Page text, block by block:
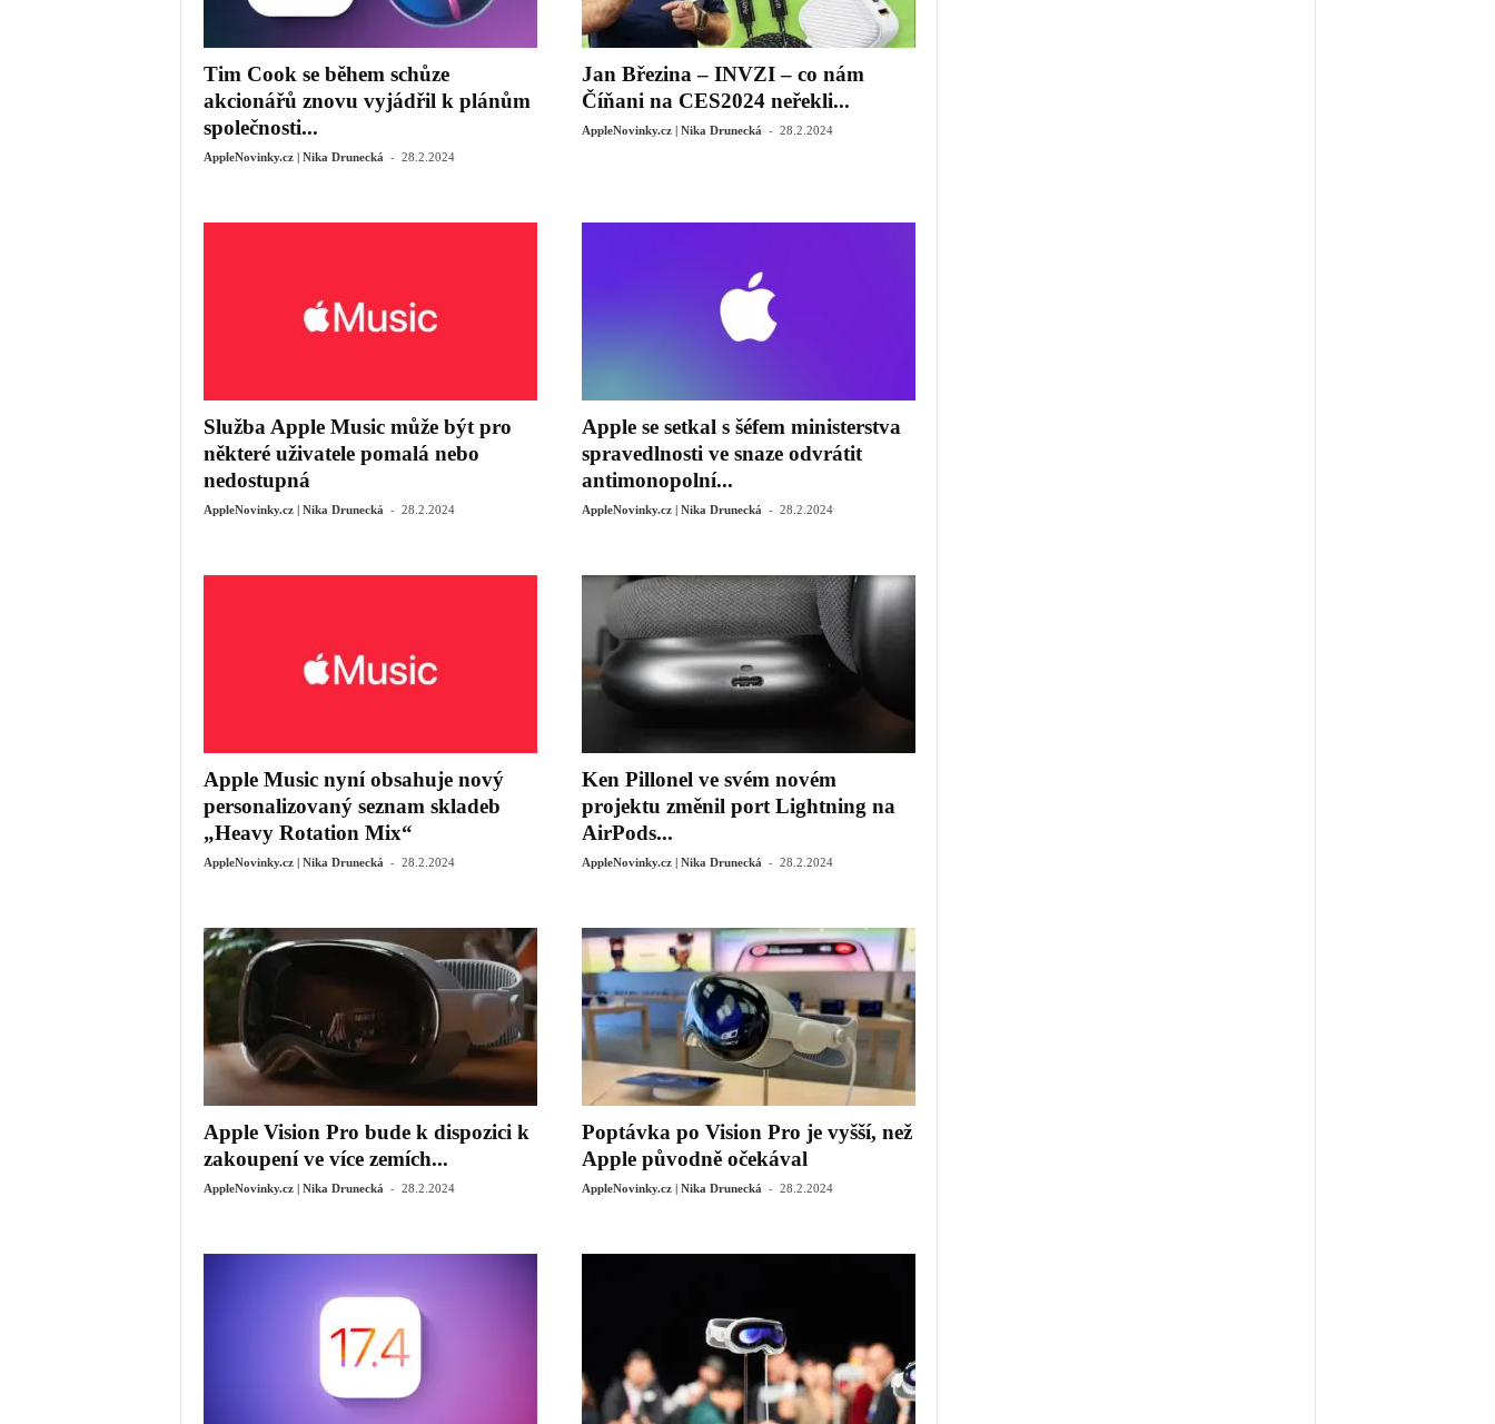
Tim Cook se během schůze
akcionářů znovu vyjádřil k plánům
společnosti...
AppleNovinky.cz | Nika Drunecká - 28.2.2024
Jan Březina – INVZI – co nám
Číňani na CES2024 neřekli...
AppleNovinky.cz | Nika Drunecká - 28.2.2024
‌Služba Apple Music‌ může být pro
některé uživatele pomalá nebo
nedostupná
AppleNovinky.cz | Nika Drunecká - 28.2.2024
Apple se setkal s šéfem ministerstva
spravedlnosti ve snaze odvrátit
antimonopolní...
AppleNovinky.cz | Nika Drunecká - 28.2.2024
Apple Music nyní obsahuje nový
personalizovaný seznam skladeb
„Heavy Rotation Mix“
AppleNovinky.cz | Nika Drunecká - 28.2.2024
Ken Pillonel ve svém novém
projektu změnil port Lightning na
AirPods...
AppleNovinky.cz | Nika Drunecká - 28.2.2024
Apple Vision Pro bude k dispozici k
zakoupení ve více zemích...
AppleNovinky.cz | Nika Drunecká - 28.2.2024
Poptávka po Vision Pro je vyšší, než
Apple původně očekával
AppleNovinky.cz | Nika Drunecká - 28.2.2024